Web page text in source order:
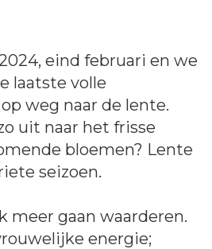
eind februari en we
laatste volle
weg naar de lente.
uit naar het frisse
bloemen? Lente
seizoen.
meer gaan waarderen.
energie;